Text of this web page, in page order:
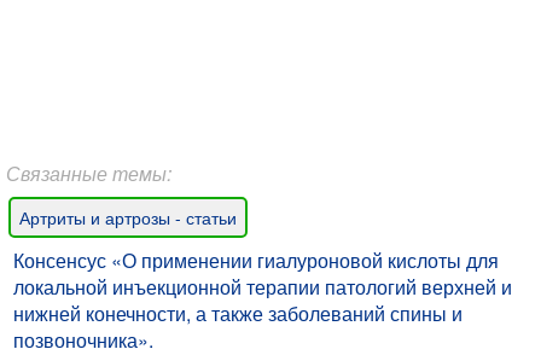
Связанные темы:
Артриты и артрозы - статьи
Консенсус «О применении гиалуроновой кислоты для
локальной инъекционной терапии патологий верхней и
нижней конечности, а также заболеваний спины и
позвоночника».